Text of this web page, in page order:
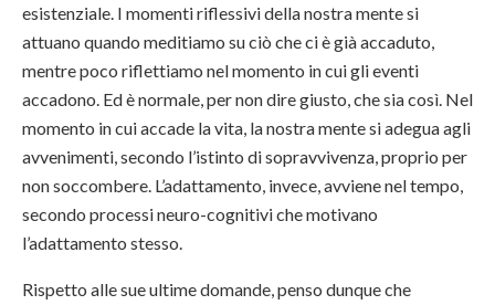
esistenziale. I momenti riflessivi della nostra mente si
attuano quando meditiamo su ciò che ci è già accaduto,
mentre poco riflettiamo nel momento in cui gli eventi
accadono. Ed è normale, per non dire giusto, che sia così. Nel
momento in cui accade la vita, la nostra mente si adegua agli
avvenimenti, secondo l’istinto di sopravvivenza, proprio per
non soccombere. L’adattamento, invece, avviene nel tempo,
secondo processi neuro-cognitivi che motivano
l’adattamento stesso.
Rispetto alle sue ultime domande, penso dunque che